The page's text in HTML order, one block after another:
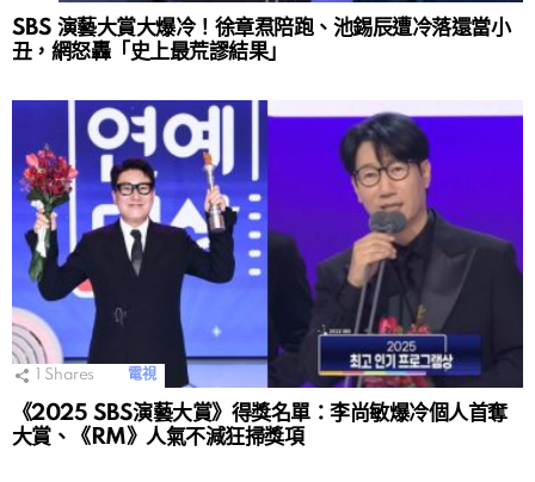
SBS 演藝大賞大爆冷！徐章焄陪跑、池錫辰遭冷落還當小
丑，網怒轟「史上最荒謬結果」
Shares 電視
《2025 SBS演藝大賞》得獎名單：李尚敏爆冷個人首奪
大賞、《RM》人氣不減狂掃獎項